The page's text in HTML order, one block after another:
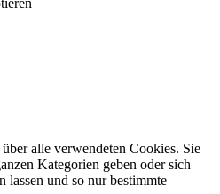
alle verwendeten Cookies. Sie
Kategorien geben oder sich
lassen und so nur bestimmte